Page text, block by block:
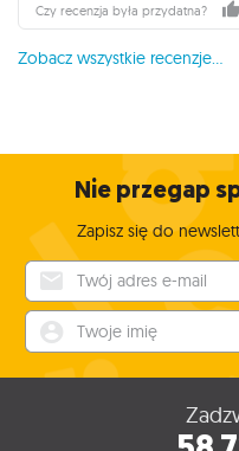
Czy recenzja była przydatna?
Zobacz wszystkie recenzje...
Nie przegap
Zapisz się do